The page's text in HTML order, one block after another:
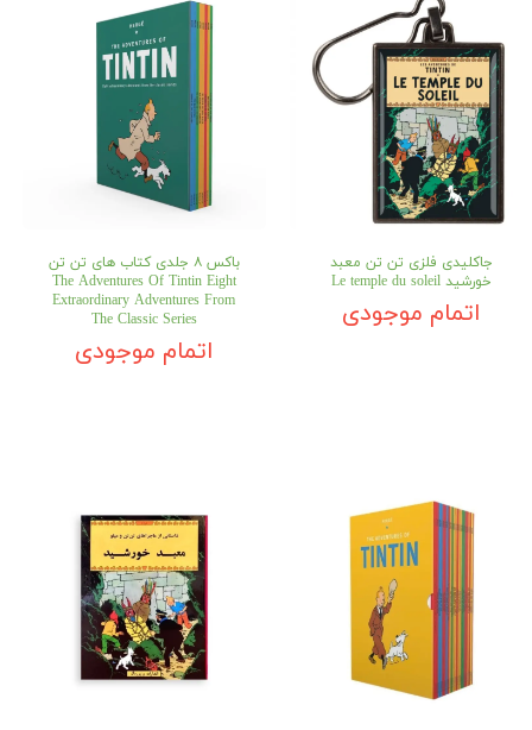
جاکلیدی فلزی تن تن معبد
خورشید Le temple du soleil
اتمام موجودی
باکس ۸ جلدی کتاب های تن تن
The Adventures Of Tintin Eight
Extraordinary Adventures From
The Classic Series
اتمام موجودی